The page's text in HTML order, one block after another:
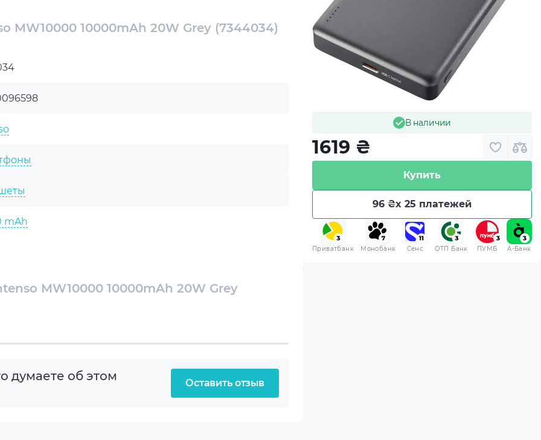
12 и более новых моделях, а также работать
сохранить мобильность и не зависеть от
LED-индикатора и один
аккуратный дизайн, поддержку проводной
MW10000 10000mAh 20W Grey (7344034)
mAh
Type-C
MW10000 10000mAh 20W Grey
думаете об этом
Оставить отзыв
В наличии
1619 ₴
Купить
96 ₴x 25 платежей
Приватбанк Монобанк Сенс ОТП Банк ПУМБ A-Банк